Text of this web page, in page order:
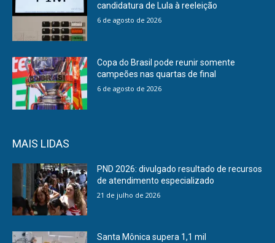
candidatura de Lula à reeleição
6 de agosto de 2026
Copa do Brasil pode reunir somente
campeões nas quartas de final
6 de agosto de 2026
MAIS LIDAS
PND 2026: divulgado resultado de recursos
de atendimento especializado
21 de julho de 2026
Santa Mônica supera 1,1 mil